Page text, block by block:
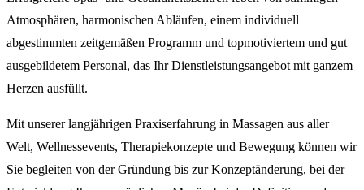
Atmosphären, harmonischen Abläufen, einem individuell
abgestimmten zeitgemäßen Programm und topmotiviertem und gut
ausgebildetem Personal, das Ihr Dienstleistungsangebot mit ganzem
Herzen ausfüllt.
Mit unserer langjährigen Praxiserfahrung in Massagen aus aller
Welt, Wellnessevents, Therapiekonzepte und Bewegung können wir
Sie begleiten von der Gründung bis zur Konzeptänderung, bei der